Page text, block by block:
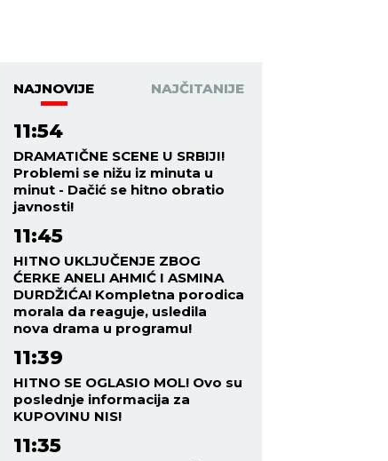
NAJNOVIJE NAJČITANIJE
11:54
DRAMATIČNE SCENE U SRBIJI!
Problemi se nižu iz minuta u
minut - Dačić se hitno obratio
javnosti!
11:45
HITNO UKLJUČENJE ZBOG
ĆERKE ANELI AHMIĆ I ASMINA
DURDŽIĆA! Kompletna porodica
morala da reaguje, usledila
nova drama u programu!
11:39
HITNO SE OGLASIO MOL! Ovo su
poslednje informacija za
KUPOVINU NIS!
11:35